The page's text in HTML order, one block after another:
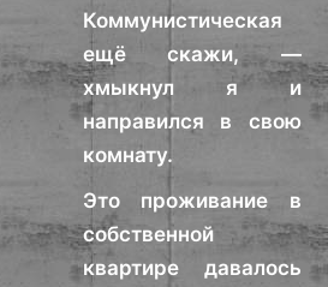
Коммунистическая
ещё скажи, —
хмыкнул я и
направился в свою
комнату.
Это проживание в
собственной
квартире давалось